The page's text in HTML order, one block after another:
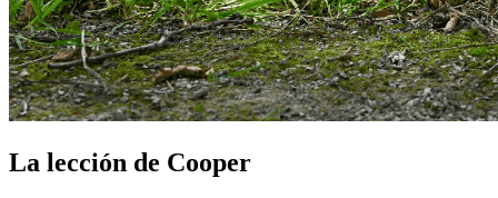
La lección de Cooper